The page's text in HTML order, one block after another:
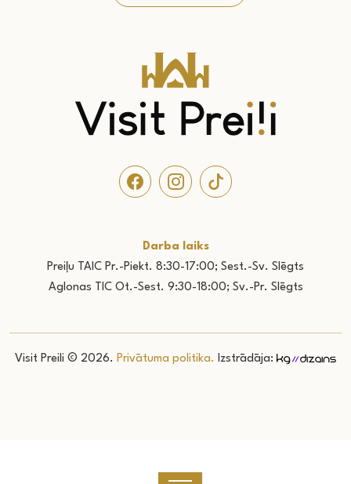
Darba laiks
Preiļu TAIC Pr.-Piekt. 8:30-17:00; Sest.-Sv. Slēgts
Aglonas TIC Ot.-Sest. 9:30-18:00; Sv.-Pr. Slēgts
Visit Preili © 2026. Privātuma politika. Izstrādāja: